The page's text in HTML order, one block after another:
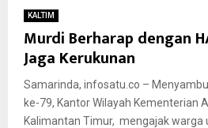
KALTIM
Murdi Berharap dengan
Jaga Kerukunan
Samarinda, infosatu.co –
ke-79, Kantor Wilayah Kementerian
Kalimantan Timur, mengajak warga